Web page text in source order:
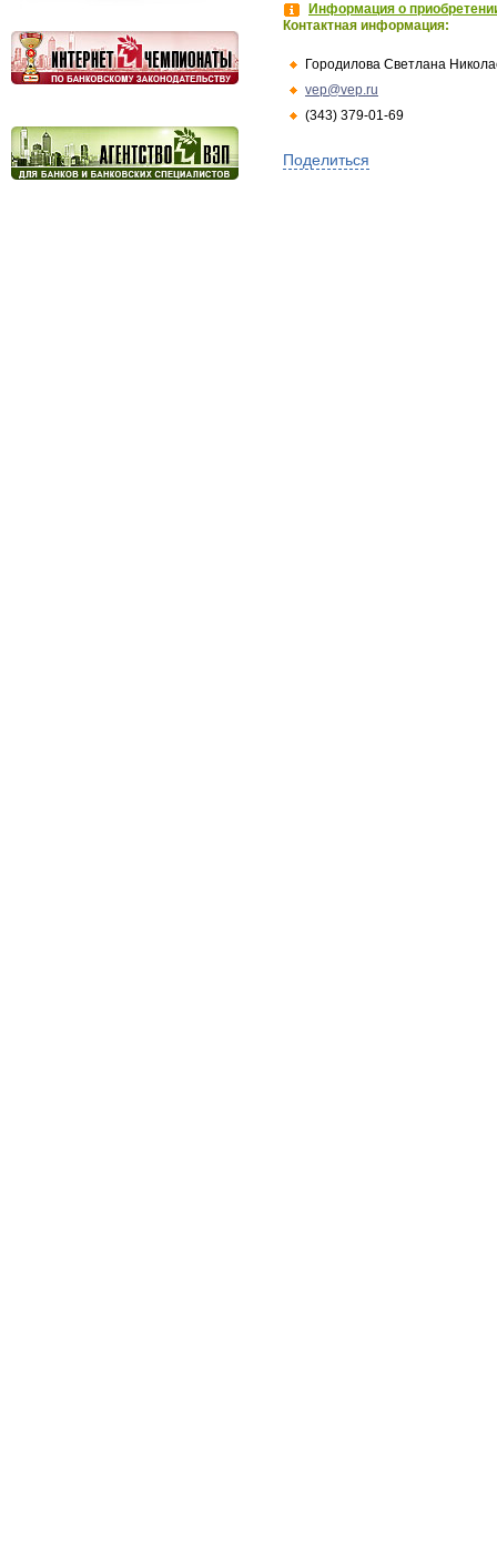
Информация о
Контактная информация:
Городилова Светлана
vep@vep.ru
(343) 379-01-69
Поделиться